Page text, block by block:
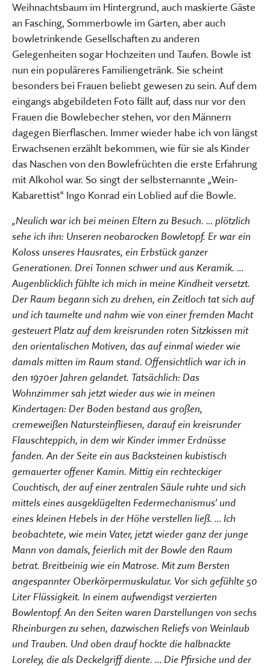
Weihnachtsbaum im Hintergrund, auch maskierte Gäste
an Fasching, Sommerbowle im Garten, aber auch
bowletrinkende Gesellschaften zu anderen
Gelegenheiten sogar Hochzeiten und Taufen. Bowle ist
nun ein populäreres Familiengetränk. Sie scheint
besonders bei Frauen beliebt gewesen zu sein. Auf dem
eingangs abgebildeten Foto fällt auf, dass nur vor den
Frauen die Bowlebecher stehen, vor den Männern
dagegen Bierflaschen. Immer wieder habe ich von längst
Erwachsenen erzählt bekommen, wie für sie als Kinder
das Naschen von den Bowlefrüchten die erste Erfahrung
mit Alkohol war. So singt der selbsternannte „Wein-
Kabarettist“ Ingo Konrad ein Loblied auf die Bowle.
„Neulich war ich bei meinen Eltern zu Besuch. … plötzlich
sehe ich ihn: Unseren neobarocken Bowletopf. Er war ein
Koloss unseres Hausrates, ein Erbstück ganzer
Generationen. Drei Tonnen schwer und aus Keramik. …
Augenblicklich fühlte ich mich in meine Kindheit versetzt.
Der Raum begann sich zu drehen, ein Zeitloch tat sich auf
und ich taumelte und nahm wie von einer fremden Macht
gesteuert Platz auf dem kreisrunden roten Sitzkissen mit
den orientalischen Motiven, das auf einmal wieder wie
damals mitten im Raum stand. Offensichtlich war ich in
den 1970er Jahren gelandet. Tatsächlich: Das
Wohnzimmer sah jetzt wieder aus wie in meinen
Kindertagen: Der Boden bestand aus großen,
cremeweißen Natursteinfliesen, darauf ein kreisrunder
Flauschteppich, in dem wir Kinder immer Erdnüsse
fanden. An der Seite ein aus Backsteinen kubistisch
gemauerter offener Kamin. Mittig ein rechteckiger
Couchtisch, der auf einer zentralen Säule ruhte und sich
mittels eines ausgeklügelten Federmechanismus' und
eines kleinen Hebels in der Höhe verstellen ließ. … Ich
beobachtete, wie mein Vater, jetzt wieder ganz der junge
Mann von damals, feierlich mit der Bowle den Raum
betrat. Breitbeinig wie ein Matrose. Mit zum Bersten
angespannter Oberkörpermuskulatur. Vor sich gefühlte 50
Liter Flüssigkeit. In einem aufwendigst verzierten
Bowlentopf. An den Seiten waren Darstellungen von sechs
Rheinburgen zu sehen, dazwischen Reliefs von Weinlaub
und Trauben. Und oben drauf hockte die halbnackte
Loreley, die als Deckelgriff diente. … Die Pfirsiche und der